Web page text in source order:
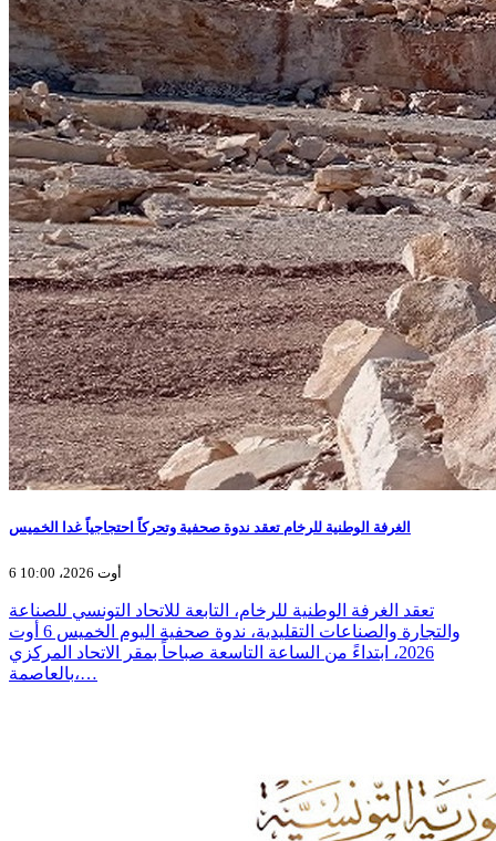
الغرفة الوطنية للرخام تعقد ندوة صحفية وتحركاً احتجاجياً غدا الخميس
6 أوت 2026، 10:00
تعقد الغرفة الوطنية للرخام، التابعة للاتحاد التونسي للصناعة
والتجارة والصناعات التقليدية، ندوة صحفية اليوم الخميس 6 أوت
2026، ابتداءً من الساعة التاسعة صباحاً بمقر الاتحاد المركزي
بالعاصمة،…